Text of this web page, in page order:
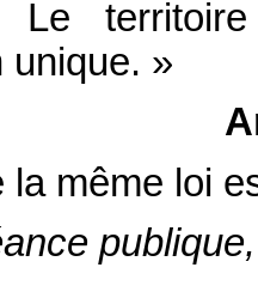
territoire
unique. »
la même loi